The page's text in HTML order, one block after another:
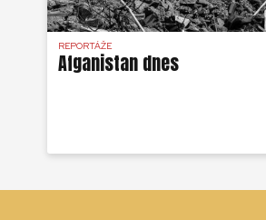
REPORTÁŽE
Afganistan dnes